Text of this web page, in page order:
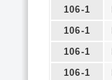
106-1
106-1
106-1
106-1